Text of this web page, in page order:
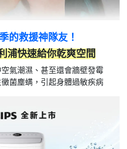
的救援神隊友！
浦快速給你乾爽空間
氣潮濕、甚至還會牆壁發霉
菌塵螨，引起身體過敏疾病